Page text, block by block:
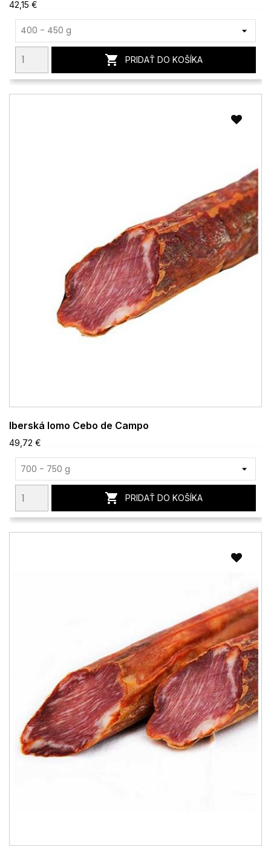
42,15 €
 PRIDAŤ DO KOŠÍKA
Iberská lomo Cebo de Campo
49,72 €
 PRIDAŤ DO KOŠÍKA